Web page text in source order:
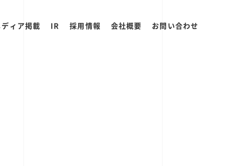
ィア掲載 IR 採用情報 会社概要 お問い合わせ